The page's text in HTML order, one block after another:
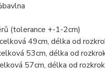
(tolerance +-1-2cm)
49cm, délka od
53cm, délka od
57cm, délka od